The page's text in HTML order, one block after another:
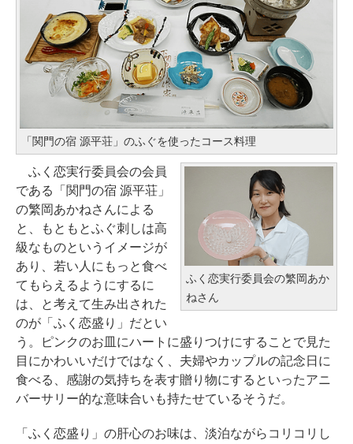
「関門の宿 源平荘」のふぐを使ったコース料理
ふく恋実行委員会の繁岡あか
ねさん
ふく恋実行委員会の会員
である「関門の宿 源平荘」
の繁岡あかねさんによる
と、もともとふぐ刺しは高
級なものというイメージが
あり、若い人にもっと食べ
てもらえるようにするに
は、と考えて生み出された
のが「ふく恋盛り」だとい
う。ピンクのお皿にハートに盛りつけにすることで見た
目にかわいいだけではなく、夫婦やカップルの記念日に
食べる、感謝の気持ちを表す贈り物にするといったアニ
バーサリー的な意味合いも持たせているそうだ。
「ふく恋盛り」の肝心のお味は、淡泊ながらコリコリし